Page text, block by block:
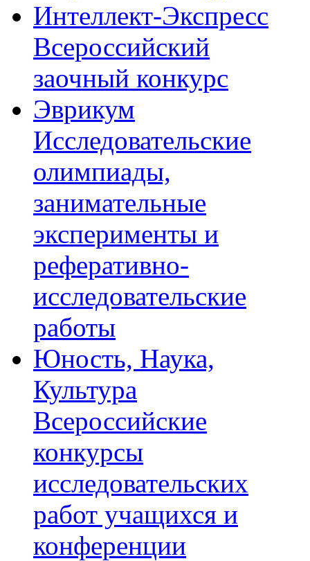
Интеллект-Экспресс
Всероссийский
заочный конкурс
Эврикум
Исследовательские
олимпиады,
занимательные
эксперименты и
реферативно-
исследовательские
работы
Юность, Наука,
Культура
Всероссийские
конкурсы
исследовательских
работ учащихся и
конференции